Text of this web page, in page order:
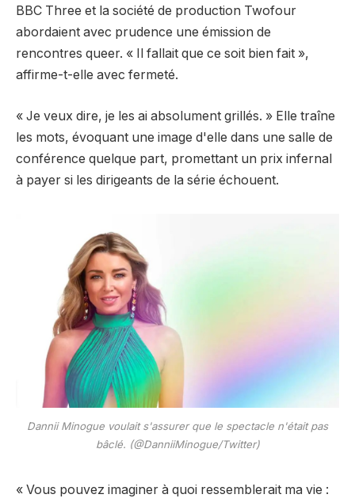
BBC Three et la société de production Twofour
abordaient avec prudence une émission de
rencontres queer. « Il fallait que ce soit bien fait »,
affirme-t-elle avec fermeté.
« Je veux dire, je les ai absolument grillés. » Elle traîne
les mots, évoquant une image d'elle dans une salle de
conférence quelque part, promettant un prix infernal
à payer si les dirigeants de la série échouent.
Dannii Minogue voulait s'assurer que le spectacle n'était pas
bâclé. (@DanniiMinogue/Twitter)
« Vous pouvez imaginer à quoi ressemblerait ma vie :